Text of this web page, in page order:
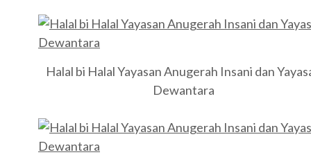
Halal bi Halal Yayasan Anugerah Insani dan
Dewantara